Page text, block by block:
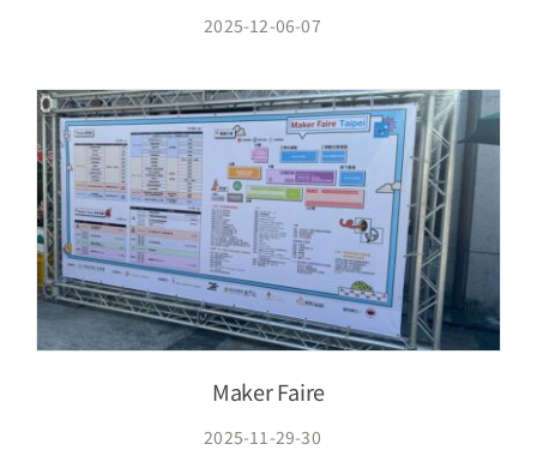
2025-12-06-07
Maker Faire
2025-11-29-30